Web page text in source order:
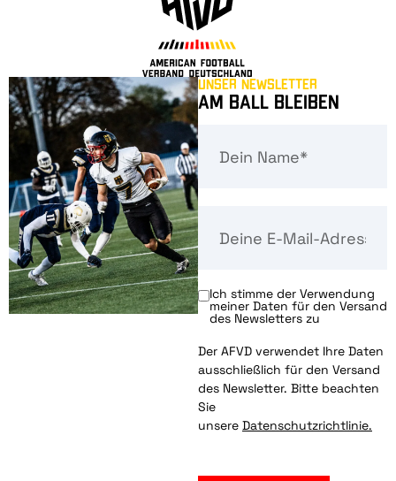
Unser Newsletter
Am Ball bleiben
Ich stimme der Verwendung
meiner Daten für den Versand
des Newsletters zu
Der AFVD verwendet Ihre Daten
ausschließlich für den Versand
des Newsletter. Bitte beachten
Sie
unsere Datenschutzrichtlinie.